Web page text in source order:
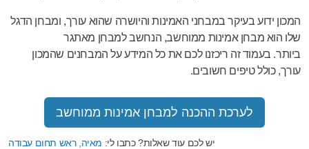
המכון ידוע בעיקר במבחני האמינות והיושרה שהוא עורך, ומבחן הדגל
שלו הוא מבחן אמינות ממוחשב, הנחשב למבחן מאתגר
ביותר. בעמוד זה ריכזנו לכם את כל המידע על המבחנים שהמכון
עורך, כולל טיפים חשובים.
לערכת ההכנה למבחן אמינות ממוחשב
יש לכם עוד שאלות? כתבו לי: מאיה, ראש תחום עבודה